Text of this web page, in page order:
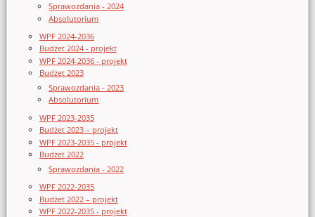
Sprawozdania - 2024
Absolutorium
WPF 2024-2036
Budżet 2024 - projekt
WPF 2024-2036 - projekt
Budżet 2023
Sprawozdania - 2023
Absolutorium
WPF 2023-2035
Budżet 2023 – projekt
WPF 2023-2035 - projekt
Budżet 2022
Sprawozdania - 2022
WPF 2022-2035
Budżet 2022 – projekt
WPF 2022-2035 - projekt